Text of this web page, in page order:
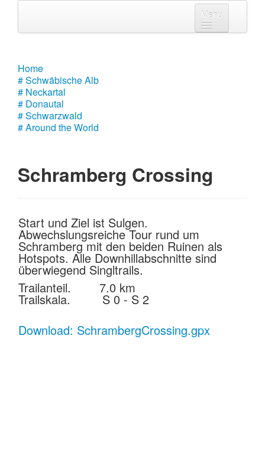
Menu
# Schwäbische Alb
# Neckartal
# Donautal
Home
# Schwäbische Alb
# Neckartal
# Donautal
# Schwarzwald
# Around the World
Schramberg Crossing
Start und Ziel ist Sulgen.
Abwechslungsreiche Tour rund um
Schramberg mit den beiden Ruinen als
Hotspots. Alle Downhillabschnitte sind
überwiegend Singltrails.
Trailanteil. 7.0 km
Trailskala. S 0 - S 2
Download: SchrambergCrossing.gpx